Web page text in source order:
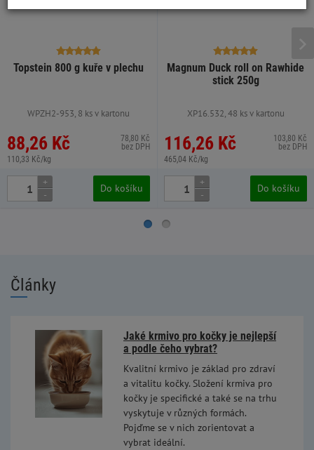
Topstein 800 g kuře v plechu
WPZH2-953, 8 ks v kartonu
88,26 Kč
110,33 Kč/kg
78,80 Kč
bez DPH
+
-
Do košíku
Magnum Duck roll on Rawhide
stick 250g
XP16.532, 48 ks v kartonu
116,26 Kč
465,04 Kč/kg
103,80 Kč
bez DPH
+
-
Do košíku
Články
Jaké krmivo pro kočky je nejlepší
a podle čeho vybrat?
Kvalitní krmivo je základ pro zdraví
a vitalitu kočky. Složení krmiva pro
kočky je specifické a také se na trhu
vyskytuje v různých formách.
Pojďme se v nich zorientovat a
vybrat ideální.